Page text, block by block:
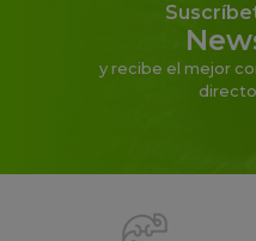
y recibe el mejor
directo